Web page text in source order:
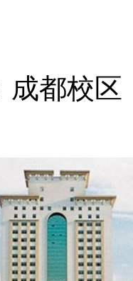
成都校区